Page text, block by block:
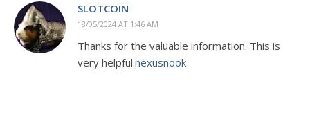
SLOTCOIN
18/05/2024 AT 1:46 AM
Thanks for the valuable information. This is
very helpful.nexusnook